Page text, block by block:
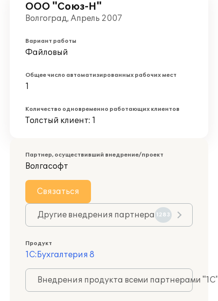
ООО "Союз-Н"
Волгоград, Апрель 2007
Вариант работы
Файловый
Общее число автоматизированных рабочих мест
1
Количество одновременно работающих клиентов
Толстый клиент: 1
Партнер, осуществивший внедрение/проект
Волгасофт
Связаться
Другие внедрения партнера 1283
Продукт
1С:Бухгалтерия 8
Внедрения продукта всеми партнерами